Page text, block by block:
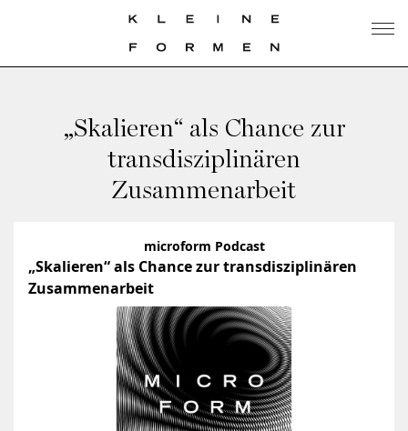
„Skalieren“ als Chance zur
transdisziplinären
Zusammenarbeit